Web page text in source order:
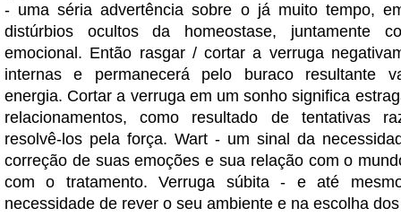
- uma séria advertência sobre o já muito tempo,
distúrbios ocultos da homeostase, juntamente
emocional. Então rasgar / cortar a verruga
internas e permanecerá pelo buraco resultante
energia. Cortar a verruga em um sonho significa
relacionamentos, como resultado de tentativas
resolvê-los pela força. Wart - um sinal da
correção de suas emoções e sua relação com o
com o tratamento. Verruga súbita - e até
necessidade de rever o seu ambiente e na escolha